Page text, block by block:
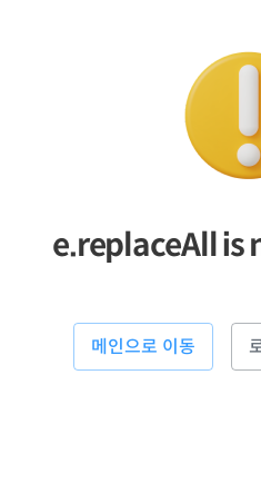
e.replaceAll is
메인으로 이동